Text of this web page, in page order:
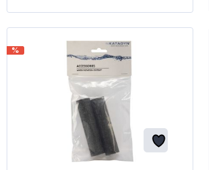
Instandhaltung des Filtersystems
Passgenaue Ausführung erleichtert
den Austausch im kompatiblen Gerät
Kompatibel mit: Katadyn Explorer
Katadyn Explorer Pro
%